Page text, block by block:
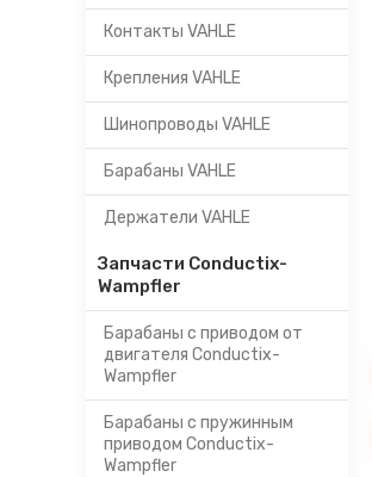
Контакты VAHLE
Крепления VAHLE
Шинопроводы VAHLE
Барабаны VAHLE
Держатели VAHLE
Запчасти Conductix-
Wampfler
Барабаны с приводом от
двигателя Conductix-
Wampfler
Барабаны с пружинным
приводом Conductix-
Wampfler